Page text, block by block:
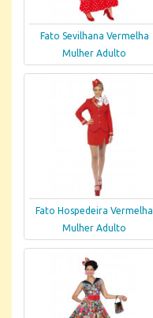
Fato Sevilhana Vermelha
Mulher Adulto
Fato Hospedeira Vermelha
Mulher Adulto